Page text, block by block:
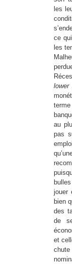
les
ce
les
lower
au
pas
jouer
bien
des
de
et